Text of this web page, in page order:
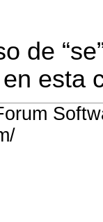
de
esta